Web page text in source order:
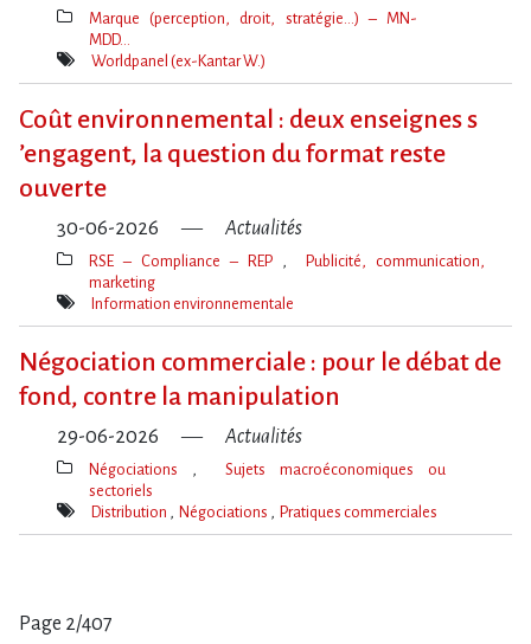
Thèmes(s)
Marque (perception, droit, stratégie…) – MN-
MDD…
Mot(s)-
Worldpanel (ex-Kantar W.)
Coût environnemental : deux enseignes s​
‌’engagent, la question du format reste
ouverte
30-06-2026 Actualités
Thèmes(s)
RSE – Compliance – REP
Publicité, communication,
marketing
Mot(s)-
Information environnementale
Négociation commerciale : pour le débat de
fond, contre la manipulation
29-06-2026 Actualités
Thèmes(s)
Négociations
Sujets macroéconomiques ou
sectoriels
Mot(s)-
Distribution Négociations Pratiques commerciales
Page 2/407